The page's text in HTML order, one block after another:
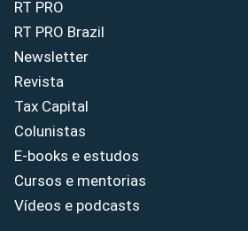
RT PRO
RT PRO Brazil
Newsletter
Revista
Tax Capital
Colunistas
E-books e estudos
Cursos e mentorias
Vídeos e podcasts